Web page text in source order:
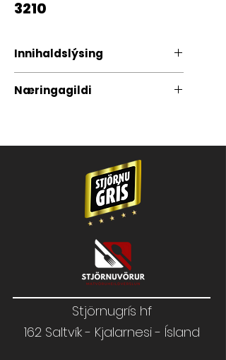
3210
Innihaldslýsing
Næringagildi
Þar af mettuð fita: 5,9g
Þar af sykurtegundir: 0g
Stjörnugrís hf
162 Saltvík - Kjalarnesi - Ísland